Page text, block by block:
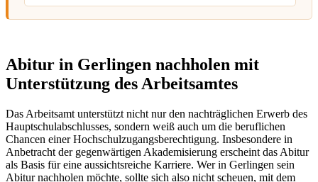
Abitur in Gerlingen nachholen mit
Unterstützung des Arbeitsamtes
Das Arbeitsamt unterstützt nicht nur den nachträglichen Erwerb des
Hauptschulabschlusses, sondern weiß auch um die beruflichen
Chancen einer Hochschulzugangsberechtigung. Insbesondere in
Anbetracht der gegenwärtigen Akademisierung erscheint das Abitur
als Basis für eine aussichtsreiche Karriere. Wer in Gerlingen sein
Abitur nachholen möchte, sollte sich also nicht scheuen, mit dem